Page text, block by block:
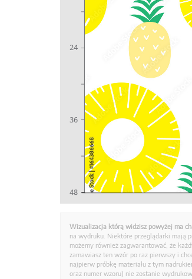
Wizualizacja którą widzisz powyżej ma
na wydruku. Niektóre przeglądarki mają
możemy również zagwarantować, że
zamawiasz ten wzór po raz pierwszy i
najpierw próbkę materiału z tym
oraz numer wzoru) nie zostanie